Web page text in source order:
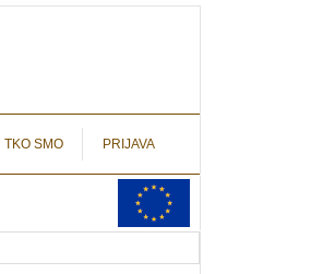
TKO SMO PRIJAVA